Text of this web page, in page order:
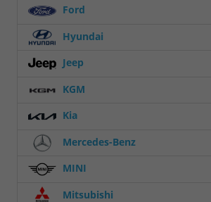
Ford
Hyundai
Jeep
KGM
Kia
Mercedes-Benz
MINI
Mitsubishi